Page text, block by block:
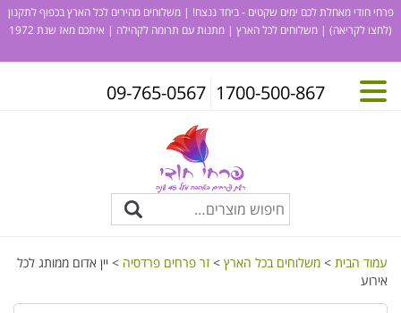
פרחי חודי מאחלת לכם ימים שקטים - ביחד ננצח! | משלוחים מהירים לכל הארץ בכפוף לתקנון
(לחצו לקריאה) | משלוחים לכל הארץ | מתנות עם תרומה לקהילה | איתכם מאז שנת 1972
1700-500-867
09-765-0567
עמוד הבית > משלוחים בכל הארץ > זר פרחים פרדסיה > יין אדום ממותג לכל
אירוע